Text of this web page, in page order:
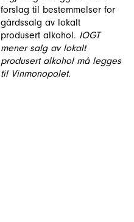
forslag til bestemmelser for
gårdssalg av lokalt
produsert alkohol. IOGT
mener salg av lokalt
produsert alkohol må legges
til Vinmonopolet.